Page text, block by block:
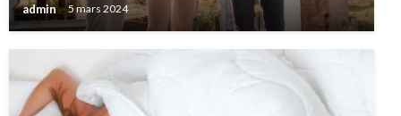
admin 5 mars 2024